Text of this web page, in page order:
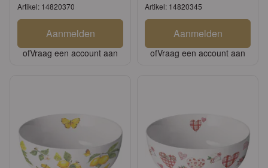
Artikel: 14820370
Aanmelden
ofVraag een account aan
Artikel: 14820345
Aanmelden
ofVraag een account aan